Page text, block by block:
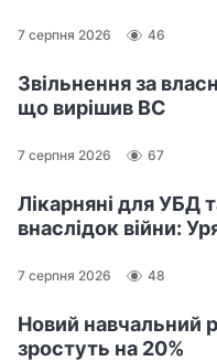
7 серпня 2026 46
Звільнення за
що вирішив ВС
7 серпня 2026 67
Лікарняні для УБД
внаслідок війни:
7 серпня 2026 48
Новий навчальний
зростуть на 20%